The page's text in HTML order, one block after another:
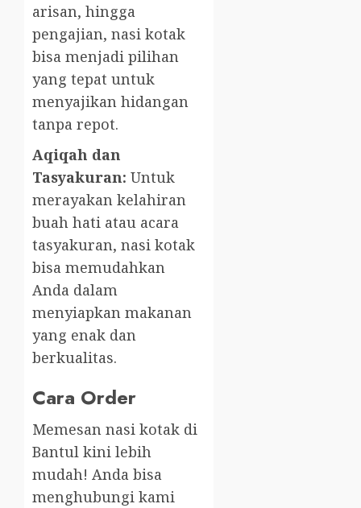
arisan, hingga
pengajian, nasi kotak
bisa menjadi pilihan
yang tepat untuk
menyajikan hidangan
tanpa repot.
Aqiqah dan
Tasyakuran: Untuk
merayakan kelahiran
buah hati atau acara
tasyakuran, nasi kotak
bisa memudahkan
Anda dalam
menyiapkan makanan
yang enak dan
berkualitas.
Cara Order
Memesan nasi kotak di
Bantul kini lebih
mudah! Anda bisa
menghubungi kami